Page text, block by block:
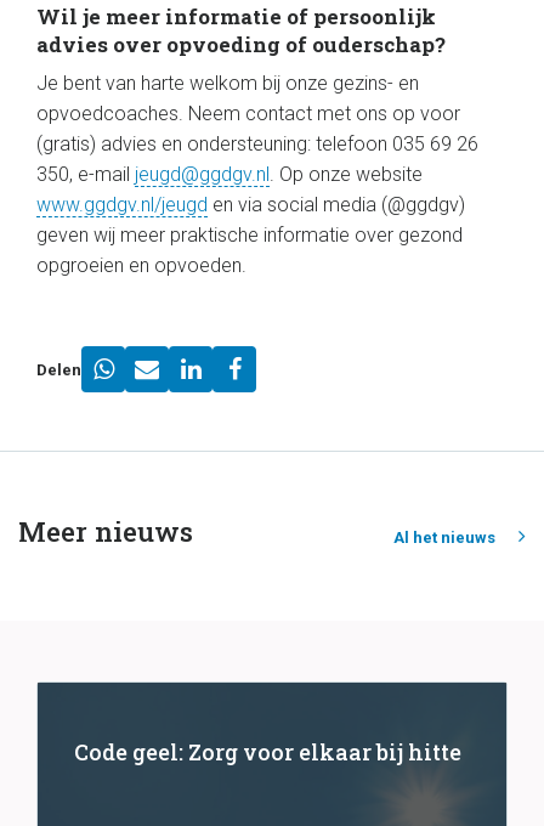
Wil je meer informatie of persoonlijk
advies over opvoeding of ouderschap?
Je bent van harte welkom bij onze gezins- en
opvoedcoaches. Neem contact met ons op voor
(gratis) advies en ondersteuning: telefoon 035 69 26
350, e-mail jeugd@ggdgv.nl. Op onze website
www.ggdgv.nl/jeugd en via social media (@ggdgv)
geven wij meer praktische informatie over gezond
opgroeien en opvoeden.
Delen
Meer nieuws Al het nieuws
Code geel: Zorg voor elkaar bij hitte